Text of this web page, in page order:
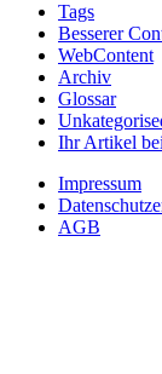
Tags
Besserer
WebContent
Archiv
Glossar
Ihr Artikel
Impressum
AGB